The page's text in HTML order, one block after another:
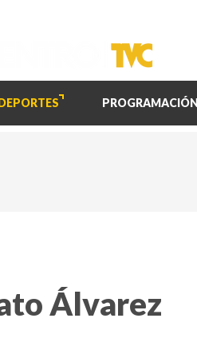
PROGRAMACIÓN
Álvarez